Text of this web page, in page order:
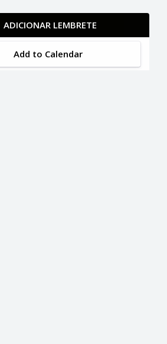
ADICIONAR LEMBRETE
Add to Calendar